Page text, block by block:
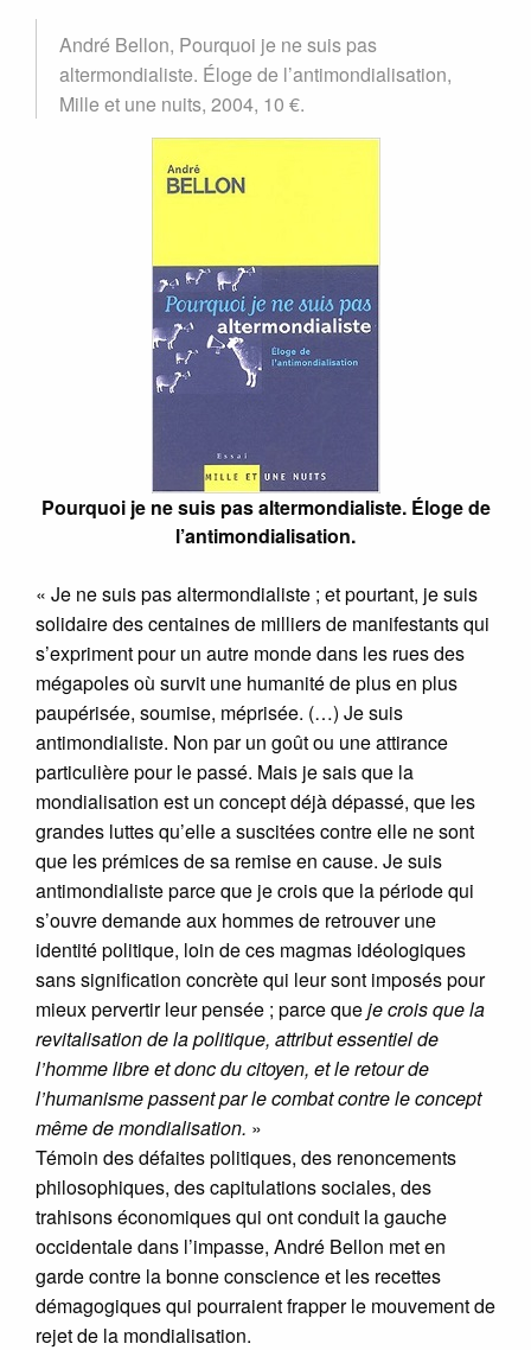
André Bellon, Pourquoi je ne suis pas
altermondialiste. Éloge de l’antimondialisation,
Mille et une nuits, 2004, 10 €.
Pourquoi je ne suis pas altermondialiste. Éloge de
l’antimondialisation.
« Je ne suis pas altermondialiste ; et pourtant, je suis
solidaire des centaines de milliers de manifestants qui
s’expriment pour un autre monde dans les rues des
mégapoles où survit une humanité de plus en plus
paupérisée, soumise, méprisée. (…) Je suis
antimondialiste. Non par un goût ou une attirance
particulière pour le passé. Mais je sais que la
mondialisation est un concept déjà dépassé, que les
grandes luttes qu’elle a suscitées contre elle ne sont
que les prémices de sa remise en cause. Je suis
antimondialiste parce que je crois que la période qui
s’ouvre demande aux hommes de retrouver une
identité politique, loin de ces magmas idéologiques
sans signification concrète qui leur sont imposés pour
mieux pervertir leur pensée ; parce queje crois que la
revitalisation de la politique, attribut essentiel de
l’homme libre et donc du citoyen, et le retour de
l’humanisme passent par le combat contre le concept
même de mondialisation. »
Témoin des défaites politiques, des renoncements
philosophiques, des capitulations sociales, des
trahisons économiques qui ont conduit la gauche
occidentale dans l’impasse, André Bellon met en
garde contre la bonne conscience et les recettes
démagogiques qui pourraient frapper le mouvement de
rejet de la mondialisation.